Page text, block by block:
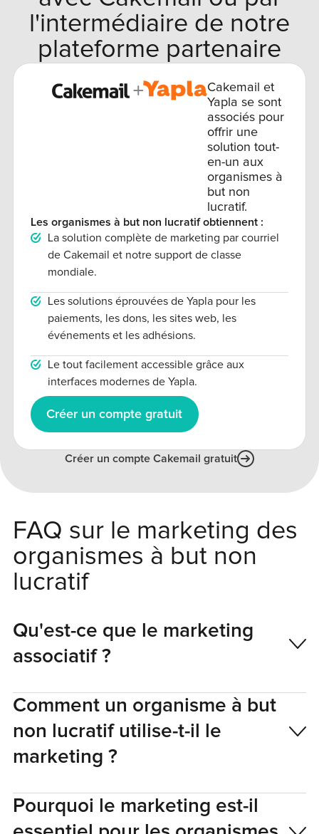
l'intermédiaire de notre
plateforme partenaire
Cakemail et
Yapla se sont
associés pour
offrir une
solution tout-
en-un aux
organismes à
but non
lucratif.
Les organismes à but non lucratif obtiennent :
La solution complète de marketing par courriel
de Cakemail et notre support de classe
mondiale.
Les solutions éprouvées de Yapla pour les
paiements, les dons, les sites web, les
événements et les adhésions.
Le tout facilement accessible grâce aux
interfaces modernes de Yapla.
Créer un compte gratuit
Créer un compte Cakemail gratuit
FAQ sur le marketing des
organismes à but non
lucratif
Qu'est-ce que le marketing
associatif ?
Comment un organisme à but
non lucratif utilise-t-il le
marketing ?
Pourquoi le marketing est-il